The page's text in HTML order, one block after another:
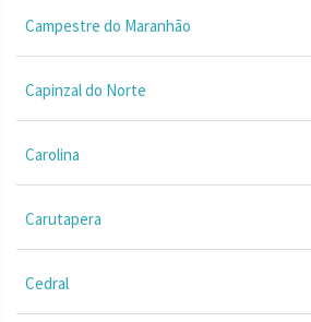
Campestre do Maranhão
Capinzal do Norte
Carolina
Carutapera
Cedral